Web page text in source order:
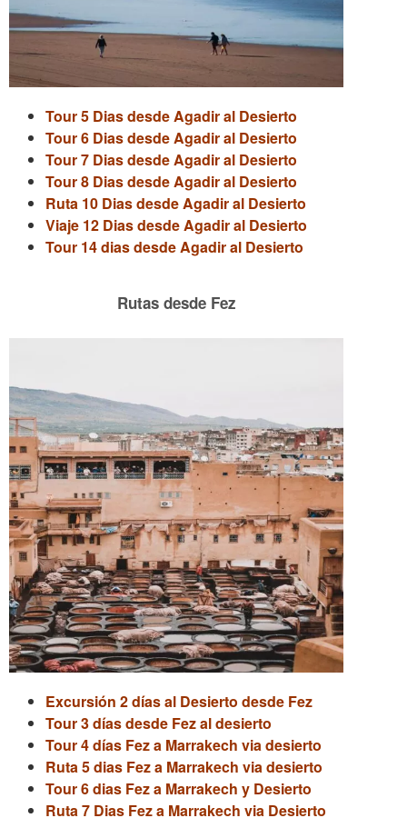
Tour 5 Dias desde Agadir al Desierto
Tour 6 Dias desde Agadir al Desierto
Tour 7 Dias desde Agadir al Desierto
Tour 8 Dias desde Agadir al Desierto
Ruta 10 Dias desde Agadir al Desierto
Viaje 12 Dias desde Agadir al Desierto
Tour 14 dias desde Agadir al Desierto
Rutas desde Fez
Excursión 2 días al Desierto desde Fez
Tour 3 días desde Fez al desierto
Tour 4 días Fez a Marrakech via desierto
Ruta 5 dias Fez a Marrakech via desierto
Tour 6 dias Fez a Marrakech y Desierto
Ruta 7 Dias Fez a Marrakech via Desierto